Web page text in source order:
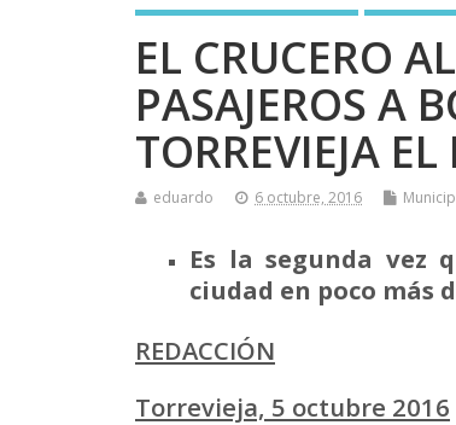
EL CRUCERO
PASAJEROS A
TORREVIEJA
eduardo 6 octubre, 2016
Es la segunda vez
ciudad en poco más
REDACCIÓN
Torrevieja, 5 octubre 2016